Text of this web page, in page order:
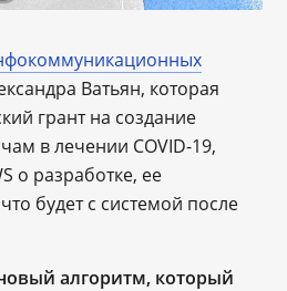
Ватьян, которая
грант на создание
в лечении COVID-19,
о разработке, ее
будет с системой после
алгоритм, который